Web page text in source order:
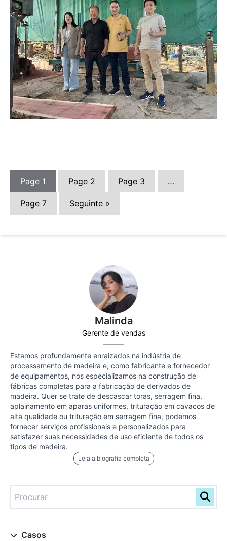
Malinda
Gerente de vendas
Estamos profundamente enraizados na indústria de
processamento de madeira e, como fabricante e fornecedor
de equipamentos, nos especializamos na construção de
fábricas completas para a fabricação de derivados de
madeira. Quer se trate de descascar toras, serragem fina,
aplainamento em aparas uniformes, trituração em cavacos de
alta qualidade ou trituração em serragem fina, podemos
fornecer serviços profissionais e personalizados para
satisfazer suas necessidades de uso eficiente de todos os
tipos de madeira.
Leia a biografia completa
Casos
Page 1 Page 2 Page 3 …
Page 7 Seguinte »